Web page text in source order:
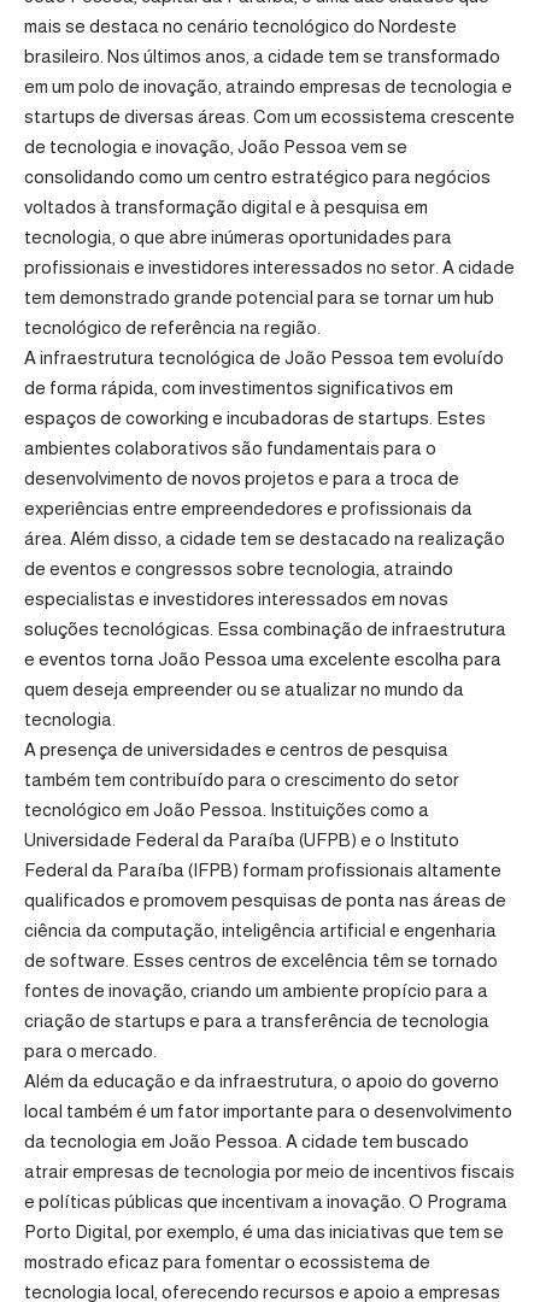
mais se destaca no cenário tecnológico do Nordeste
brasileiro. Nos últimos anos, a cidade tem se transformado
em um polo de inovação, atraindo empresas de tecnologia e
startups de diversas áreas. Com um ecossistema crescente
de tecnologia e inovação, João Pessoa vem se
consolidando como um centro estratégico para negócios
voltados à transformação digital e à pesquisa em
tecnologia, o que abre inúmeras oportunidades para
profissionais e investidores interessados no setor. A cidade
tem demonstrado grande potencial para se tornar um hub
tecnológico de referência na região.
A infraestrutura tecnológica de João Pessoa tem evoluído
de forma rápida, com investimentos significativos em
espaços de coworking e incubadoras de startups. Estes
ambientes colaborativos são fundamentais para o
desenvolvimento de novos projetos e para a troca de
experiências entre empreendedores e profissionais da
área. Além disso, a cidade tem se destacado na realização
de eventos e congressos sobre tecnologia, atraindo
especialistas e investidores interessados em novas
soluções tecnológicas. Essa combinação de infraestrutura
e eventos torna João Pessoa uma excelente escolha para
quem deseja empreender ou se atualizar no mundo da
tecnologia.
A presença de universidades e centros de pesquisa
também tem contribuído para o crescimento do setor
tecnológico em João Pessoa. Instituições como a
Universidade Federal da Paraíba (UFPB) e o Instituto
Federal da Paraíba (IFPB) formam profissionais altamente
qualificados e promovem pesquisas de ponta nas áreas de
ciência da computação, inteligência artificial e engenharia
de software. Esses centros de excelência têm se tornado
fontes de inovação, criando um ambiente propício para a
criação de startups e para a transferência de tecnologia
para o mercado.
Além da educação e da infraestrutura, o apoio do governo
local também é um fator importante para o desenvolvimento
da tecnologia em João Pessoa. A cidade tem buscado
atrair empresas de tecnologia por meio de incentivos fiscais
e políticas públicas que incentivam a inovação. O Programa
Porto Digital, por exemplo, é uma das iniciativas que tem se
mostrado eficaz para fomentar o ecossistema de
tecnologia local, oferecendo recursos e apoio a empresas